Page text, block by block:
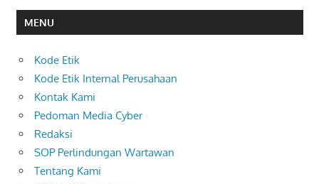
MENU
Kode Etik
Kode Etik Internal Perusahaan
Kontak Kami
Pedoman Media Cyber
Redaksi
SOP Perlindungan Wartawan
Tentang Kami